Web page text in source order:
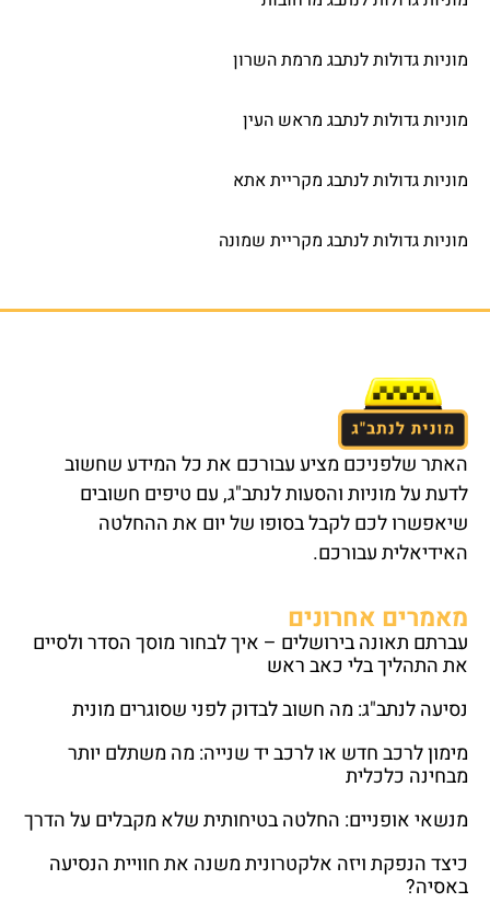
מוניות גדולות לנתבג מרמת השרון
מוניות גדולות לנתבג מראש העין
מוניות גדולות לנתבג מקריית אתא
מוניות גדולות לנתבג מקריית שמונה
האתר שלפניכם מציע עבורכם את כל המידע שחשוב
לדעת על מוניות והסעות לנתב"ג, עם טיפים חשובים
שיאפשרו לכם לקבל בסופו של יום את ההחלטה
האידיאלית עבורכם.
מאמרים אחרונים
עברתם תאונה בירושלים – איך לבחור מוסך הסדר ולסיים
את התהליך בלי כאב ראש
נסיעה לנתב"ג: מה חשוב לבדוק לפני שסוגרים מונית
מימון לרכב חדש או לרכב יד שנייה: מה משתלם יותר
מבחינה כלכלית
מנשאי אופניים: החלטה בטיחותית שלא מקבלים על הדרך
כיצד הנפקת ויזה אלקטרונית משנה את חוויית הנסיעה
באסיה?